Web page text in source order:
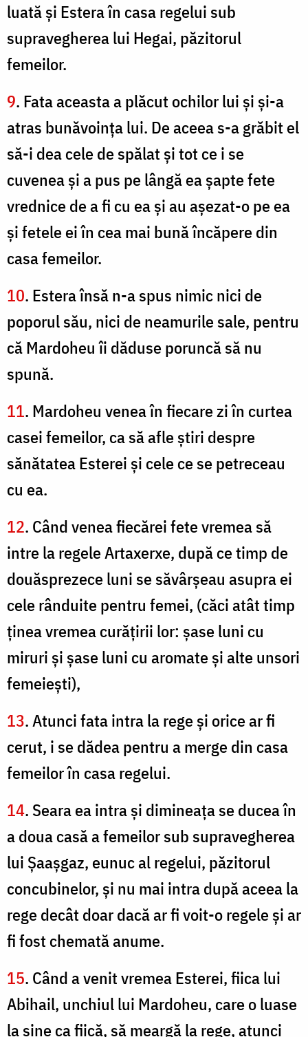
luată şi Estera în casa regelui sub
supravegherea lui Hegai, păzitorul
femeilor.
9. Fata aceasta a plăcut ochilor lui şi şi-a
atras bunăvoinţa lui. De aceea s-a grăbit el
să-i dea cele de spălat şi tot ce i se
cuvenea şi a pus pe lângă ea şapte fete
vrednice de a fi cu ea şi au aşezat-o pe ea
şi fetele ei în cea mai bună încăpere din
casa femeilor.
10. Estera însă n-a spus nimic nici de
poporul său, nici de neamurile sale, pentru
că Mardoheu îi dăduse poruncă să nu
spună.
11. Mardoheu venea în fiecare zi în curtea
casei femeilor, ca să afle ştiri despre
sănătatea Esterei şi cele ce se petreceau
cu ea.
12. Când venea fiecărei fete vremea să
intre la regele Artaxerxe, după ce timp de
douăsprezece luni se săvârşeau asupra ei
cele rânduite pentru femei, (căci atât timp
ţinea vremea curăţirii lor: şase luni cu
miruri şi şase luni cu aromate şi alte unsori
femeieşti),
13. Atunci fata intra la rege şi orice ar fi
cerut, i se dădea pentru a merge din casa
femeilor în casa regelui.
14. Seara ea intra şi dimineaţa se ducea în
a doua casă a femeilor sub supravegherea
lui Şaaşgaz, eunuc al regelui, păzitorul
concubinelor, şi nu mai intra după aceea la
rege decât doar dacă ar fi voit-o regele şi ar
fi fost chemată anume.
15. Când a venit vremea Esterei, fiica lui
Abihail, unchiul lui Mardoheu, care o luase
la sine ca fiică, să meargă la rege, atunci